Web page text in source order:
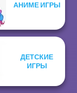
Witch's Potion
АНИМЕ ИГРЫ
ДЕТСКИЕ
ИГРЫ